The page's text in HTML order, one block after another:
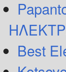
Best